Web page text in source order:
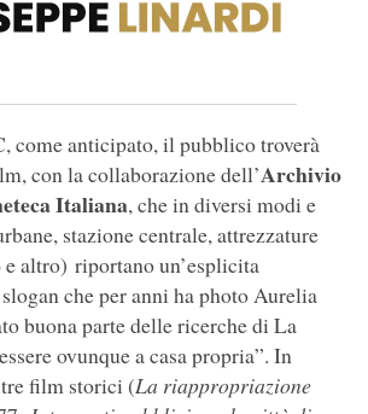
come anticipato, il pubblico troverà
con la collaborazione dell’Archivio
Italiana, che in diversi modi e
stazione centrale, attrezzature
e altro) riportano un’esplicita
che per anni ha photo Aurelia
buona parte delle ricerche di La
ovunque a casa propria”. In
film storici (La riappropriazione